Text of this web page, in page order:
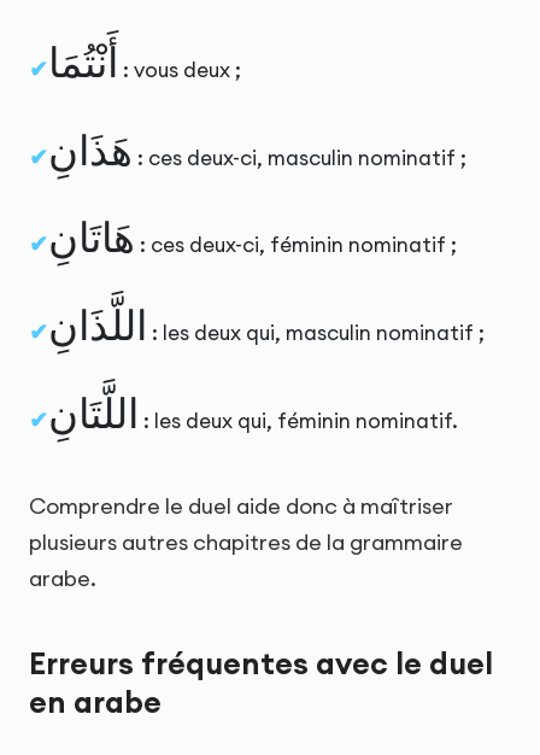
أَنْتُمَا : vous deux ;
هَذَانِ : ces deux-ci, masculin nominatif ;
هَاتَانِ : ces deux-ci, féminin nominatif ;
اللَّذَانِ : les deux qui, masculin nominatif ;
اللَّتَانِ : les deux qui, féminin nominatif.
Comprendre le duel aide donc à maîtriser
plusieurs autres chapitres de la grammaire
arabe.
Erreurs fréquentes avec le duel
en arabe